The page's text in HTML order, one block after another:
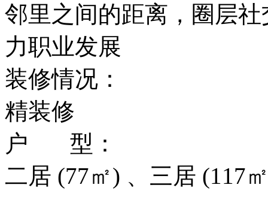
邻里之间的距离，圈层
力职业发展
装修情况：
精装修
户 型：
二居 (77㎡) 、三居 (117